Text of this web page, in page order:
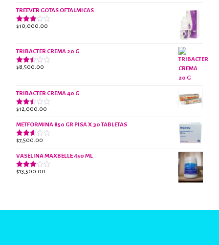
2.61
de 5
TREEVER GOTAS OFTALMICAS
Valorado
$10,000.00
TRIBACTER CREMA 20 G
Valorado
$8,500.00
TRIBACTER CREMA 40 G
Valorado
2.40
de 5
$12,000.00
METFORMINA 850 GR PISA X 30 TABLETAS
Valorado
2.63
de 5
$7,500.00
VASELINA MAXBELLE 450 ML
Valorado
$13,500.00